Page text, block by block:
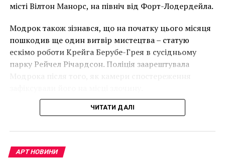
Выход из
протестантской церкви в Нюэнене
начальником спецподразделения карабинеров по
охране различных культурных ценностей (он же
занимавшийся поиском украденных картин из
Амстердама), сообщил, что, скорее всего, их
продали в какую-нибудь частную коллекцию,
“Спочатку це було
неймовірно, але з
розвитком подій це
стало надзвичайно
впевнений, що Бенксі
усвідомлює
непередбачувані
наслідки для власників
місті Вілтон Манорс, на північ від Форт-Лодердейла.
Модрок також зізнався, що на початку цього місяця
пошкодив ще один витвір мистецтва – статую
ескімо роботи Крейга Берубе-Грея в сусідньому
парку Рейчел Річардсон. Поліція заарештувала
Модрока після того, як камери спостереження
ЧИТАТИ ДАЛІ
АРТ НОВИНИ